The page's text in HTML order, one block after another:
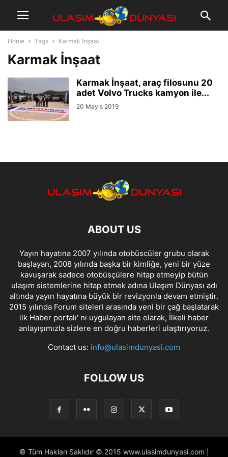
Home Tags Karmak İnşaat
Karmak İnşaat
Karmak İnşaat, araç filosunu 20
adet Volvo Trucks kamyon ile...
20 Mayıs 2019
ABOUT US
Yayın hayatına 2007 yılında otobüscüler grubu olarak
başlayan, 2008 yılında başka bir kimliğe, yeni bir yüze
kavuşarak sadece otobüsçülere hitap etmeyip bütün
ulaşım sistemlerine hitap etmek adına Ulaşım Dünyası adı
altında yayın hayatına büyük bir revizyonla devam etmiştir.
2015 yılında Forum siteleri arasında yeni bir çağ başlatarak
ilk Haber portalı' nı uygulayan site olarak, İlkeli haber
anlayışımızla sizlere en doğru haberleri ulaştırıyoruz.
Contact us: info@ulasimdunyasi.com
FOLLOW US
© Tüm Hakları Saklıdır © 2015 www.ulasimdunyasi.com |